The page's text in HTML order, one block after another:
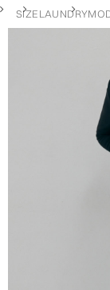
SIZELAUNDRY